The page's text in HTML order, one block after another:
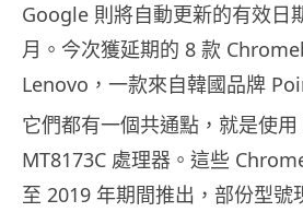
Google 則將自動更新的有效日
月。今次獲延期的 8 款
Lenovo，一款來自韓國品牌
它們都有一個共通點，就是使
MT8173C 處理器。這些
至 2019 年期間推出，部份型號